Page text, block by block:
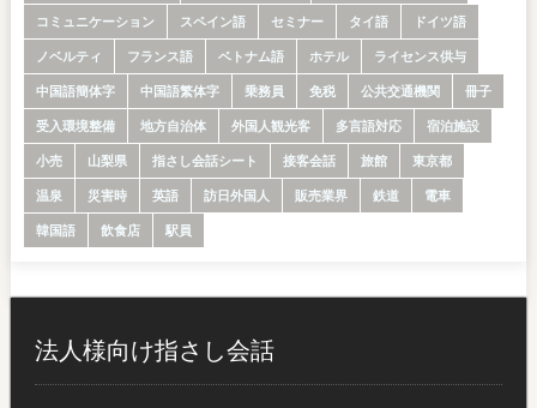
コミュニケーション
スペイン語 セミナー タイ語
ドイツ語
ノベルティ
フランス語 ベトナム語 ホテル
ライセンス供与
中国語簡体字
中国語繁体字 乗務員 免税 公共交通機関
冊子
受入環境整備
地方自治体 外国人観光客 多言語対応
宿泊施設
小売
山梨県 指さし会話シート 接客会話 旅館
東京都
温泉
災害時 英語 訪日外国人 販売業界 鉄道
電車
韓国語
飲食店 駅員
法人様向け指さし会話